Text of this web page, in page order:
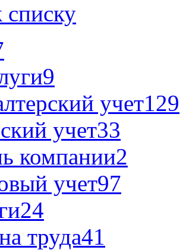
списку
9
учет129
учет33
компании2
учет97
24
труда41